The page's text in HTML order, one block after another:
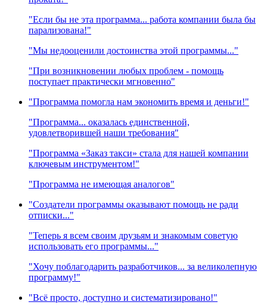
"Если бы не эта программа... работа компании была бы
парализована!"
"Мы недооценили достоинства этой программы..."
"При возникновении любых проблем - помощь
поступает практически мгновенно"
"Программа помогла нам экономить время и деньги!"
"Программа... оказалась единственной,
удовлетворившей наши требования"
"Программа «Заказ такси» стала для нашей компании
ключевым инструментом!"
"Программа не имеющая аналогов"
"Создатели программы оказывают помощь не ради
отписки..."
"Теперь я всем своим друзьям и знакомым советую
использовать его программы..."
"Хочу поблагодарить разработчиков... за великолепную
программу!"
"Всё просто, доступно и систематизировано!"